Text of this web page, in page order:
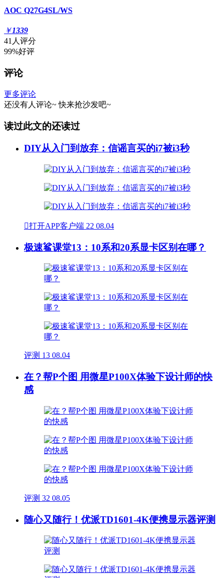
AOC Q27G4SL/WS
￥1339
41人评分
99%好评
评论
更多评论
还没有人评论~ 快来抢沙发吧~
读过此文的还读过
DIY从入门到放弃：信谣言买的i7被i3秒
打开APP客户端 22 08.04
极速鲨课堂13：10系和20系显卡区别在哪？
评测 13 08.04
在？帮P个图 用微星P100X体验下设计师的快
感
评测 32 08.05
随心又随行！优派TD1601-4K便携显示器评测